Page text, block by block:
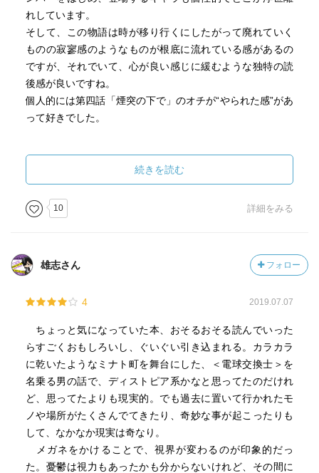
パンクバンドの元メンバーで
今は美術館で学芸員をする清楚な美女、八田美枝子(はっ
た・みえこ)、
自称二百年生きてきた
「不死身」の先輩、谷原さん、
そして弾よりも速い男、弾丸男・ハヤテ
などなど、
吉田作品に共通するユーモラスでヘンテコな登場人物たち
が
もと同じく、今作では謎が謎を呼び、哲学的要素もチラホ
以前にも書いたけど、吉田篤弘の連作短編集は
一冊トータルとしてどうこう評価するよりも、
読んだ人それぞれが
それぞれのお気に入りのストーリーを見つけて、
そのショートストーリーを
何度も何度も読み返すのがベストな楽しみ方だと思う。
(また吉田さんの短編は何度読み返しても、そのたびに心地
良さが持続するところがスゴいのだ！)
れしています。
そして、この物語は時が移り行くにしたがって廃れていく
ものの寂寥感のようなものが根底に流れている感があるの
ですが、それでいて、心が良い感じに緩むような独特の読
後感が良いですね。
個人的には第四話「煙突の下で」のオチが“やられた感”があ
って好きでした。
続きを読む
10 詳細をみる
雄志さん フォロー
4 2019.07.07
ちょっと気になっていた本、おそるおそる読んでいった
らすごくおもしろいし、ぐいぐい引き込まれる。カラカラ
に乾いたようなミナト町を舞台にした、＜電球交換士＞を
名乗る男の話で、ディストピア系かなと思ってたのだけれ
ど、思ってたよりも現実的。でも過去に置いて行かれたモ
ノや場所がたくさんでてきたり、奇妙な事が起こったりも
して、なかなか現実は奇なり。
メガネをかけることで、視界が変わるのが印象的だっ
た。憂鬱は視力もあったかも分からないけれど、その間に